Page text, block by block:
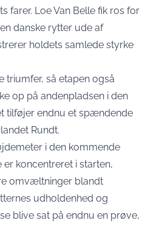
farer. Loe Van Belle fik ros for
danske rytter ude af
holdets samlede styrke
triumfer, så etapen også
op på andenpladsen i den
tilføjer endnu et spændende
Rundt.
i den kommende
koncentreret i starten,
omvæltninger blandt
udholdenhed og
blive sat på endnu en prøve,